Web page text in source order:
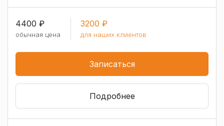
4400 ₽
обычная цена
3200 ₽
для наших клиентов
Записаться
Подробнее